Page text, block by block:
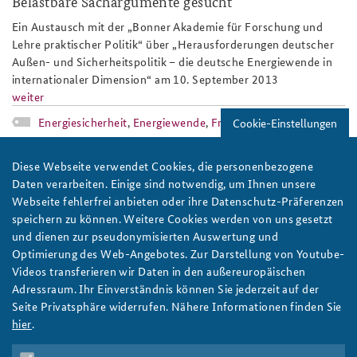
Anfahrt
Freundeskreis
Deutsches Forum Sicherheitspolitik
Arbeitskreis "Junge Sicherheitspolitiker"
Das Sicherheitspolitische Gespräch an der BAKS
Studierendenkonferenz Sicherheitspolitik gestalten
Newsletter-Archiv
Ein Austausch mit der „Bonner Akademie für Forschung und
Lehre praktischer Politik“ über „Herausforderungen deutscher
Außen- und Sicherheitspolitik – die deutsche Energiewende in
internationaler Dimension“ am 10. September 2013
weiter
Energiesicherheit, Energiewende, Fracking,Schiefergas
Das Kapitol in Washington D.C. vor blauem Himmel.
Elemente globaler Ordnung und die Rolle der USA
weiter
Seminar für Sicherheitspolitik,USA,Schuldenkrise,
Cookie-Einstellungen
Diese Webseite verwendet Cookies, die personenbezogene
Daten verarbeiten. Einige sind notwendig, um Ihnen unsere
Webseite fehlerfrei anbieten oder ihre Datenschutz-Präferenzen
speichern zu können. Weitere Cookies werden von uns gesetzt
und dienen zur pseudonymisierten Auswertung und
Optimierung des Web-Angebotes. Zur Darstellung von Youtube-
Videos transferieren wir Daten in den außereuropäischen
Adressraum. Ihr Einverständnis können Sie jederzeit auf der
Seite Privatsphäre widerrufen. Nähere Informationen finden Sie
hier.